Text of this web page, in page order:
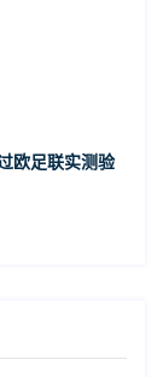
欧足联实测验